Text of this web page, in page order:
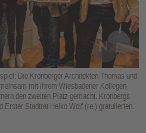
Die Kronberger Architekten Thomas und
mit ihrem Wiesbadener Kollegen
den zweiten Platz gemacht. Kronbergs
Erster Stadtrat Heiko Wolf (re.) gratulierten.